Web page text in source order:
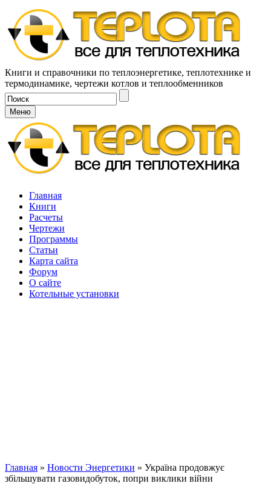
Книги и справочники по теплоэнергетике, теплотехнике и
термодинамике, чертежи котлов и теплообменников
Меню
Главная
Книги
Расчеты
Чертежи
Программы
Статьи
Карта сайта
Форум
О сайте
Котельные установки
Главная » Новости Энергетики » Україна продовжує
збільшувати газовидобуток, попри виклики війни